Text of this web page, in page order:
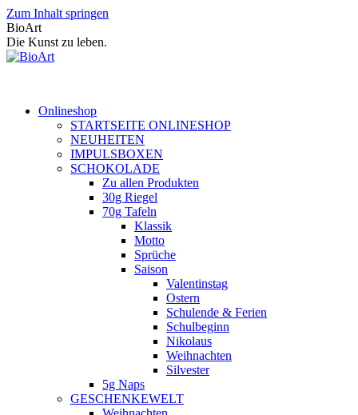
Zum Inhalt springen
BioArt
Die Kunst zu leben.
Onlineshop
STARTSEITE ONLINESHOP
NEUHEITEN
IMPULSBOXEN
SCHOKOLADE
Zu allen Produkten
30g Riegel
70g Tafeln
Klassik
Motto
Sprüche
Saison
Valentinstag
Ostern
Schulende & Ferien
Schulbeginn
Nikolaus
Weihnachten
Silvester
5g Naps
GESCHENKEWELT